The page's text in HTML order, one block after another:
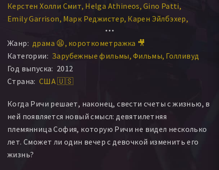
Керстен Холли Смит Helga Athineos Gino Patti
Emily Garrison Марк Реджистер Карен Эйлбэхер
Жанр: драма 😫 короткометражка 🎥
Категории: Зарубежные фильмы Фильмы Голливуд
Год выпуска: 2012
Страна: США 🇺🇸
Когда Ричи решает, наконец, свести счеты с жизнью, в
ней появляется новый смысл: девятилетняя
племянница София, которую Ричи не видел несколько
лет. Сможет ли один вечер с девочкой изменить его
жизнь?